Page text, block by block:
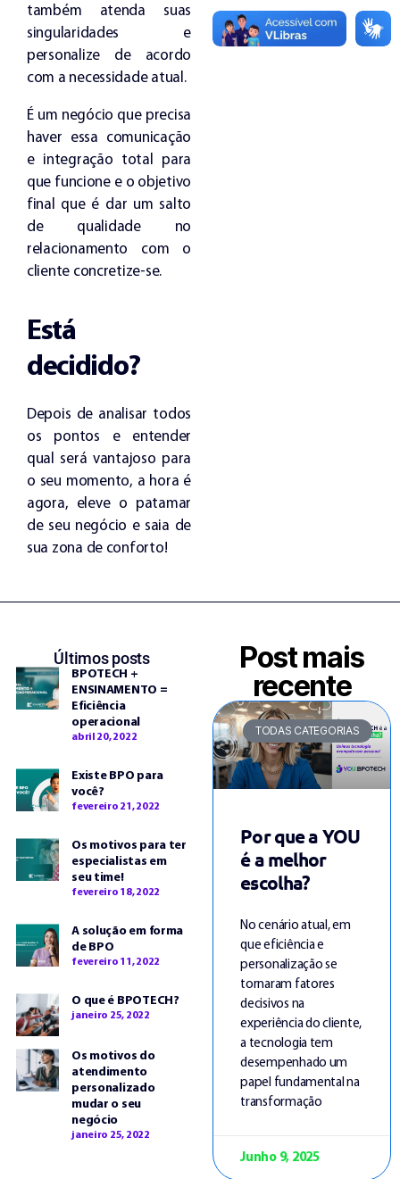
também atenda suas
singularidades e
personalize de acordo
com a necessidade atual.
É um negócio que precisa
haver essa comunicação
e integração total para
que funcione e o objetivo
final que é dar um salto
de qualidade no
relacionamento com o
cliente concretize-se.
Está
decidido?
Depois de analisar todos
os pontos e entender
qual será vantajoso para
o seu momento, a hora é
agora, eleve o patamar
de seu negócio e saia de
sua zona de conforto!
Últimos posts
BPOTECH +
ENSINAMENTO =
Eficiência
operacional
abril 20, 2022
Existe BPO para
você?
fevereiro 21, 2022
Os motivos para ter
especialistas em
seu time!
fevereiro 18, 2022
A solução em forma
de BPO
fevereiro 11, 2022
O que é BPOTECH?
janeiro 25, 2022
Os motivos do
atendimento
personalizado
mudar o seu
negócio
janeiro 25, 2022
Post mais
recente
TODAS CATEGORIAS
Por que a YOU
é a melhor
escolha?
No cenário atual, em
que eficiência e
personalização se
tornaram fatores
decisivos na
experiência do cliente,
a tecnologia tem
desempenhado um
papel fundamental na
transformação
Junho 9, 2025